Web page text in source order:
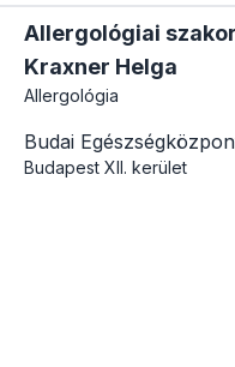
Allergológiai
Kraxner Helga
Allergológia
Budai
Budapest XII. kerület